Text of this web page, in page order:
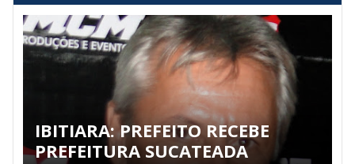
IBITIARA: PREFEITO RECEBE
PREFEITURA SUCATEADA